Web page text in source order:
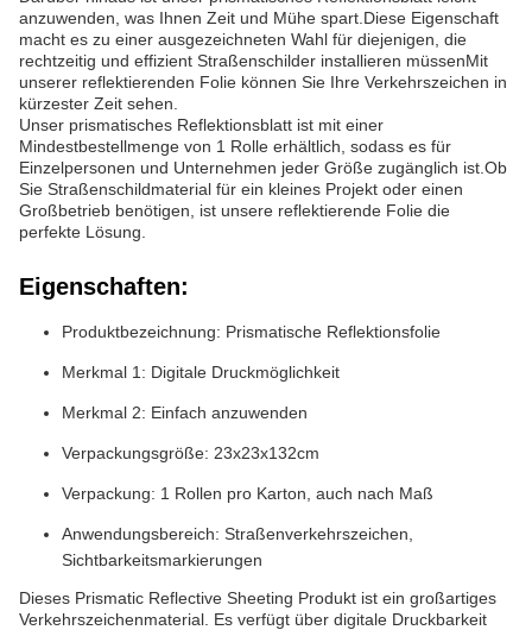
anzuwenden, was Ihnen Zeit und Mühe spart.Diese Eigenschaft
macht es zu einer ausgezeichneten Wahl für diejenigen, die
rechtzeitig und effizient Straßenschilder installieren müssenMit
unserer reflektierenden Folie können Sie Ihre Verkehrszeichen in
kürzester Zeit sehen.
Unser prismatisches Reflektionsblatt ist mit einer
Mindestbestellmenge von 1 Rolle erhältlich, sodass es für
Einzelpersonen und Unternehmen jeder Größe zugänglich ist.Ob
Sie Straßenschildmaterial für ein kleines Projekt oder einen
Großbetrieb benötigen, ist unsere reflektierende Folie die
perfekte Lösung.
Eigenschaften:
Produktbezeichnung: Prismatische Reflektionsfolie
Merkmal 1: Digitale Druckmöglichkeit
Merkmal 2: Einfach anzuwenden
Verpackungsgröße: 23x23x132cm
Verpackung: 1 Rollen pro Karton, auch nach Maß
Anwendungsbereich: Straßenverkehrszeichen,
Sichtbarkeitsmarkierungen
Dieses Prismatic Reflective Sheeting Produkt ist ein großartiges
Verkehrszeichenmaterial. Es verfügt über digitale Druckbarkeit